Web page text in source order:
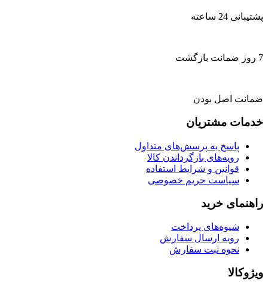
پشتیبانی 24 ساعته
7 روز ضمانت بازگشت
ضمانت اصل بودن
خدمات مشتریان
پاسخ به پرسش‌های متداول
رویه‌های بازگرداندن کالا
قوانین و شرایط استفاده
سیاست حریم خصوصی
راهنمای خرید
شیوه‌های پرداخت
رویه ارسال سفارش
نحوه ثبت سفارش
ویژوکالا